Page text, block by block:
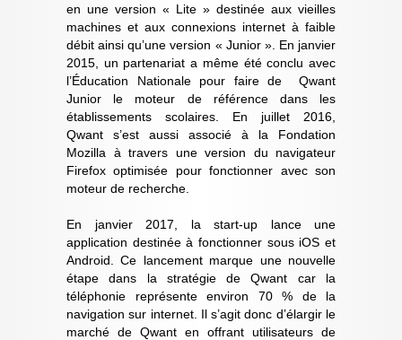
en une version « Lite » destinée aux vieilles
machines et aux connexions internet à faible
débit ainsi qu’une version « Junior ». En janvier
2015, un partenariat a même été conclu avec
l’Éducation Nationale pour faire de Qwant
Junior le moteur de référence dans les
établissements scolaires. En juillet 2016,
Qwant s’est aussi associé à la Fondation
Mozilla à travers une version du navigateur
Firefox optimisée pour fonctionner avec son
moteur de recherche.
En janvier 2017, la start-up lance une
application destinée à fonctionner sous iOS et
Android. Ce lancement marque une nouvelle
étape dans la stratégie de Qwant car la
téléphonie représente environ 70 % de la
navigation sur internet. Il s’agit donc d’élargir le
marché de Qwant en offrant utilisateurs de